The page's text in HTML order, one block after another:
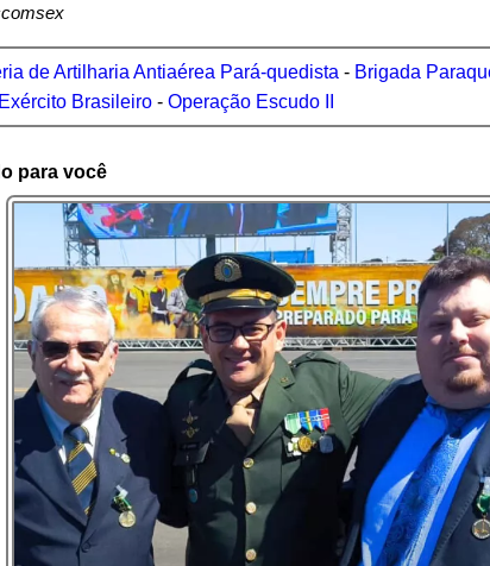
de Artilharia Antiaérea Pará-quedista - Brigada
Exército Brasileiro- Operação Escudo II
para você